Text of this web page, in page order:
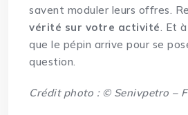
savent moduler leurs offres.
vérité sur votre activité. Et
que le pépin arrive pour se
question.
Crédit photo : © Senivpetro –